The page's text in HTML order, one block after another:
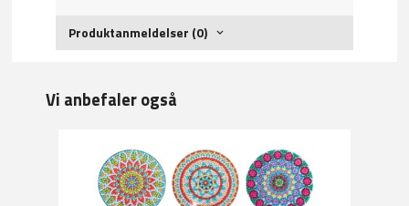
Produktanmeldelser (0)
Vi anbefaler også